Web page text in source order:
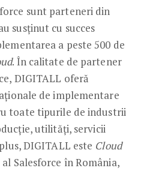
sunt parteneri din
susținut cu succes
a peste 500 de
. În calitate de partener
DIGITALL oferă
de implementare
toate tipurile de industrii
utilități, servicii
DIGITALL este Cloud
Salesforce în România,